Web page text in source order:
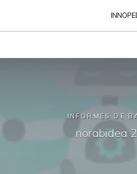
INFORMES DE
norabidea